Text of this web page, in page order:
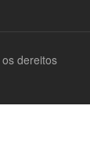
dereitos